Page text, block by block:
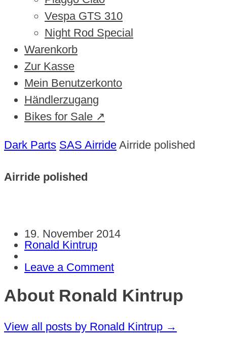
Vespa GTS 310
Night Rod Special
Warenkorb
Zur Kasse
Mein Benutzerkonto
Händlerzugang
Bikes for Sale ↗
Dark Parts SAS Airride Airride polished
Airride polished
19. November 2014
Ronald Kintrup
Leave a Comment
About Ronald Kintrup
View all posts by Ronald Kintrup →